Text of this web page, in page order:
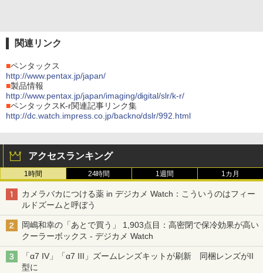
関連リンク
■ペンタックス
http://www.pentax.jp/japan/
■製品情報
http://www.pentax.jp/japan/imaging/digital/slr/k-r/
■ペンタックスK-r関連記事リンク集
http://dc.watch.impress.co.jp/backno/dslr/992.html
アクセスランキング
1時間 24時間 1週間 1カ月
カメラバカにつける薬 in デジカメ Watch：こういうのはフィー
ルドズームと呼ぼう
岡嶋和幸の「あとで買う」 1,903点目：高密閉で保冷効果が高い
クーラーボックス - デジカメ Watch
「α7 IV」「α7 III」ズームレンズキットが刷新 同梱レンズがII
型に